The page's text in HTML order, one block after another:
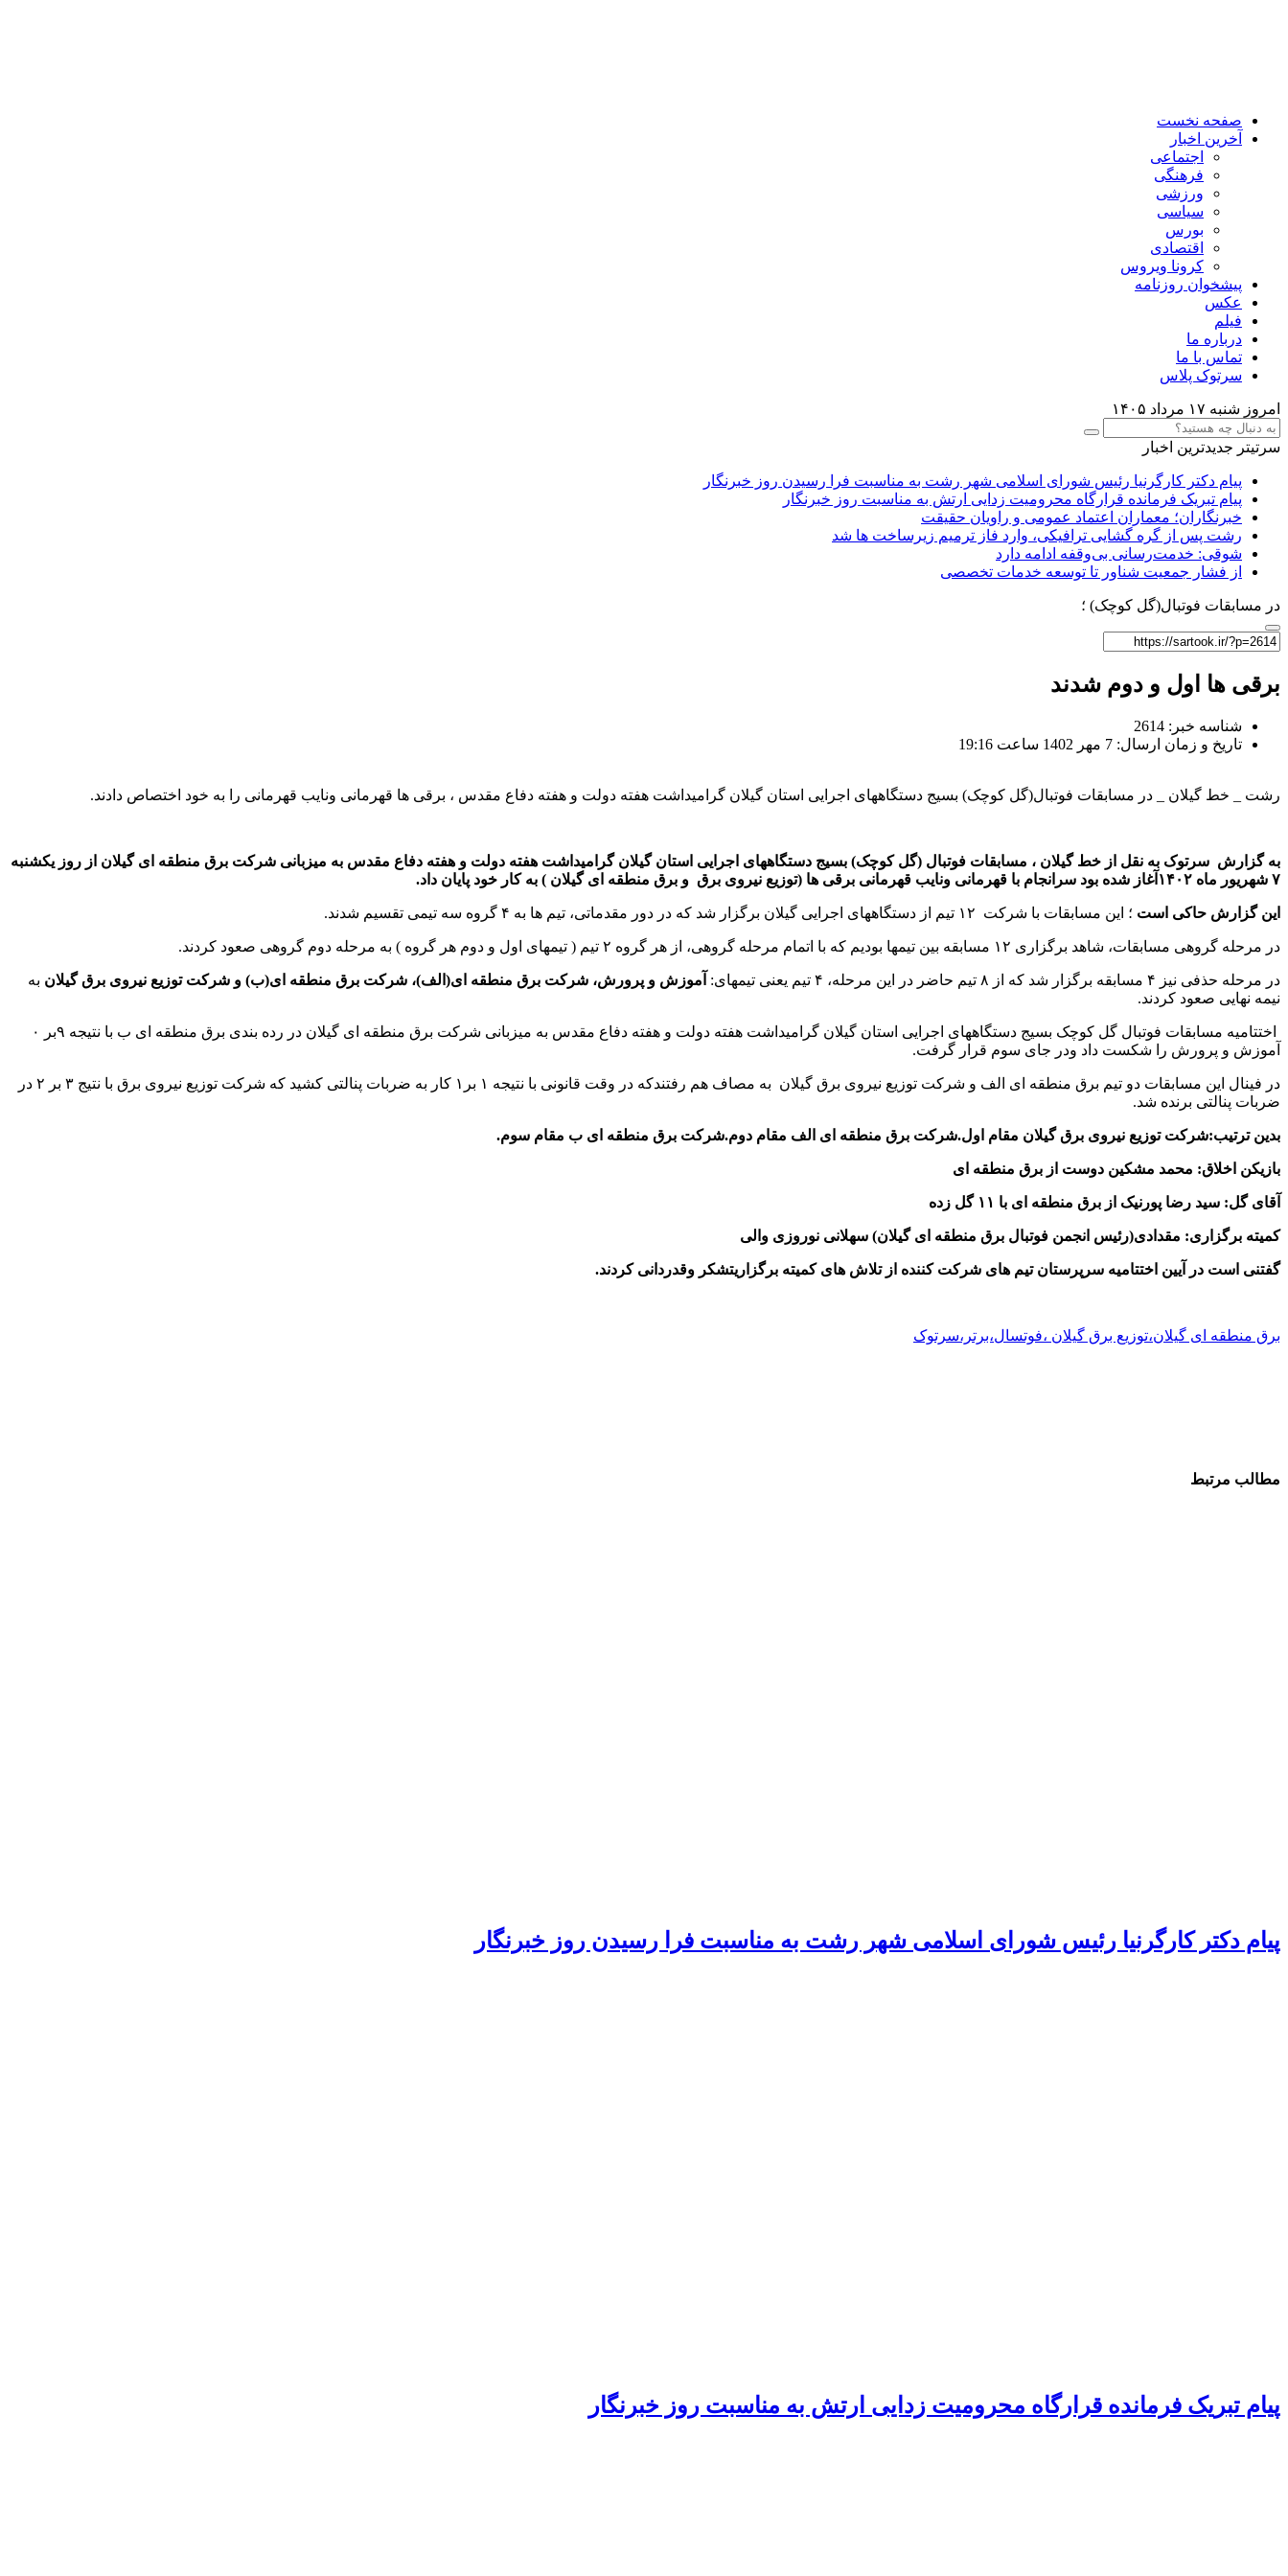
صفحه نخست
آخرین اخبار
اجتماعی
فرهنگی
ورزشی
سیاسی
بورس
اقتصادی
کرونا ویروس
پیشخوان روزنامه
عکس
فیلم
درباره ما
تماس با ما
سرتوک پلاس
امروز شنبه ۱۷ مرداد ۱۴۰۵
سرتیتر جدیدترین اخبار
پیام دکتر کارگرنیا رئیس شورای اسلامی شهر رشت به مناسبت فرا رسیدن روز خبرنگار
پیام تبریک فرمانده قرارگاه محرومیت‌ زدایی ارتش به مناسبت روز خبرنگار
خبرنگاران؛ معماران اعتماد عمومی و راویان حقیقت
رشت پس از گره گشایی ترافیکی، وارد فاز ترمیم زیرساخت ها شد
شوقی: خدمت‌رسانی بی‌وقفه ادامه دارد
از فشار جمعیت شناور تا توسعه خدمات تخصصی
در مسابقات فوتبال(گل کوچک) ؛
برقی ها اول و دوم شدند
شناسه خبر: 2614
تاریخ و زمان ارسال: 7 مهر 1402 ساعت 19:16
رشت _ خط گیلان _ در مسابقات فوتبال(گل کوچک) بسیج دستگاههای اجرایی استان گیلان گرامیداشت هفته دولت و هفته دفاع مقدس ، برقی ها قهرمانی ونایب قهرمانی را به خود اختصاص دادند.
به گزارش سرتوک به نقل از خط گیلان ، مسابقات فوتبال (گل کوچک) بسیج دستگاههای اجرایی استان گیلان گرامیداشت هفته دولت و هفته دفاع مقدس به میزبانی شرکت برق منطقه ای گیلان از روز یکشنبه
۷ شهریور ماه ۱۴۰۲آغاز شده بود سرانجام با قهرمانی ونایب قهرمانی برقی ها (توزیع نیروی برق و برق منطقه ای گیلان ) به کار خود پایان داد.
این گزارش حاکی است ؛ این مسابقات با شرکت ۱۲ تیم از دستگاههای اجرایی گیلان برگزار شد که در دور مقدماتی، تیم ها به ۴ گروه سه تیمی تقسیم شدند.
در مرحله گروهی مسابقات، شاهد برگزاری ۱۲ مسابقه بین تیمها بودیم که با اتمام مرحله گروهی، از هر گروه ۲ تیم ( تیمهای اول و دوم هر گروه ) به مرحله دوم گروهی صعود کردند.
در مرحله حذفی نیز ۴ مسابقه برگزار شد که از ۸ تیم حاضر در این مرحله، ۴ تیم یعنی تیمهای: آموزش و پرورش، شرکت برق منطقه ای(الف)، شرکت برق منطقه ای(ب) و شرکت توزیع نیروی برق گیلان به
نیمه نهایی صعود کردند.
اختتامیه مسابقات فوتبال گل کوچک بسیج دستگاههای اجرایی استان گیلان گرامیداشت هفته دولت و هفته دفاع مقدس به میزبانی شرکت برق منطقه ای گیلان در رده بندی
برق منطقه ای ب با نتیجه ۹بر ۰
آموزش و پرورش را شکست داد ودر جای سوم قرار گرفت.
در فینال این مسابقات دو تیم برق منطقه ای الف و شرکت توزیع نیروی برق گیلان به مصاف هم رفتندکه در وقت قانونی با نتیجه ۱ بر۱ کار به ضربات پنالتی کشید که
شرکت توزیع نیروی برق با نتیج ۳ بر ۲ در
ضربات پنالتی برنده شد.
بدین ترتیب:شرکت توزیع نیروی برق گیلان مقام اول.شرکت برق منطقه ای الف مقام دوم.شرکت برق منطقه ای ب مقام سوم.
بازیکن اخلاق: محمد مشکین دوست از برق منطقه ای
آقای گل: سید رضا پورنیک از برق منطقه ای با ۱۱ گل زده
کمیته برگزاری: مقدادی(رئیس انجمن فوتبال برق منطقه ای گیلان) سهلانی نوروزی والی
گفتنی است در آیین اختتامیه سرپرستان تیم های شرکت کننده از تلاش هایکمیته برگزاریتشکر وقدردانی کردند.
برق منطقه ای گیلان،توزیع برق گیلان ،فوتسال،برتر،سرتوک
مطالب مرتبط
پیام دکتر کارگرنیا رئیس شورای اسلامی شهر رشت به مناسبت فرا رسیدن روز خبرنگار
پیام تبریک فرمانده قرارگاه محرومیت‌ زدایی ارتش به مناسبت روز خبرنگار